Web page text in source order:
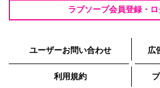
ラブソープ会員登録・
ユーザーお問い合わせ 広
利用規約